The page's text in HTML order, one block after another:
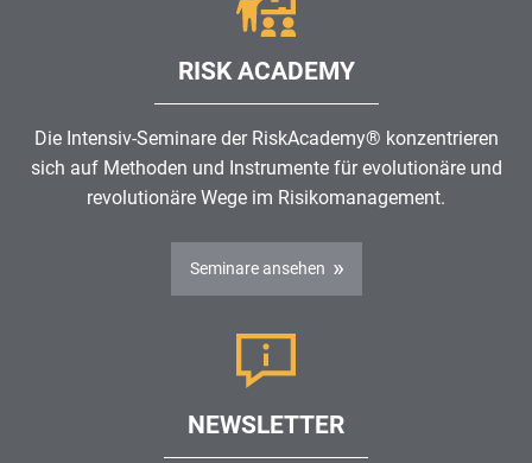
RISK ACADEMY
Die Intensiv-Seminare der RiskAcademy® konzentrieren
sich auf Methoden und Instrumente für evolutionäre und
revolutionäre Wege im Risikomanagement.
Seminare ansehen
NEWSLETTER